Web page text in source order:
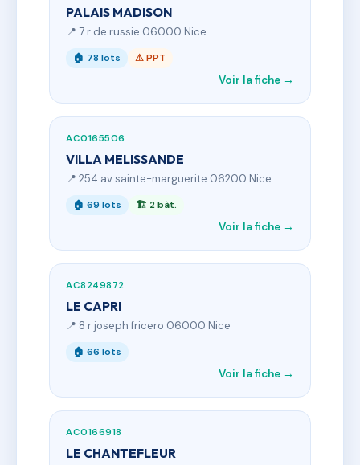
PALAIS MADISON
📍 7 r de russie 06000 Nice
🏠 78 lots ⚠ PPT
Voir la fiche →
AC0165506
VILLA MELISSANDE
📍 254 av sainte-marguerite 06200 Nice
🏠 69 lots 🏗 2 bât.
Voir la fiche →
AC8249872
LE CAPRI
📍 8 r joseph fricero 06000 Nice
🏠 66 lots
Voir la fiche →
AC0166918
LE CHANTEFLEUR